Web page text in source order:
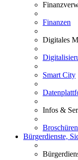
Finanzen
Digitales
Smart City
Infos &
Bürgerdienste,